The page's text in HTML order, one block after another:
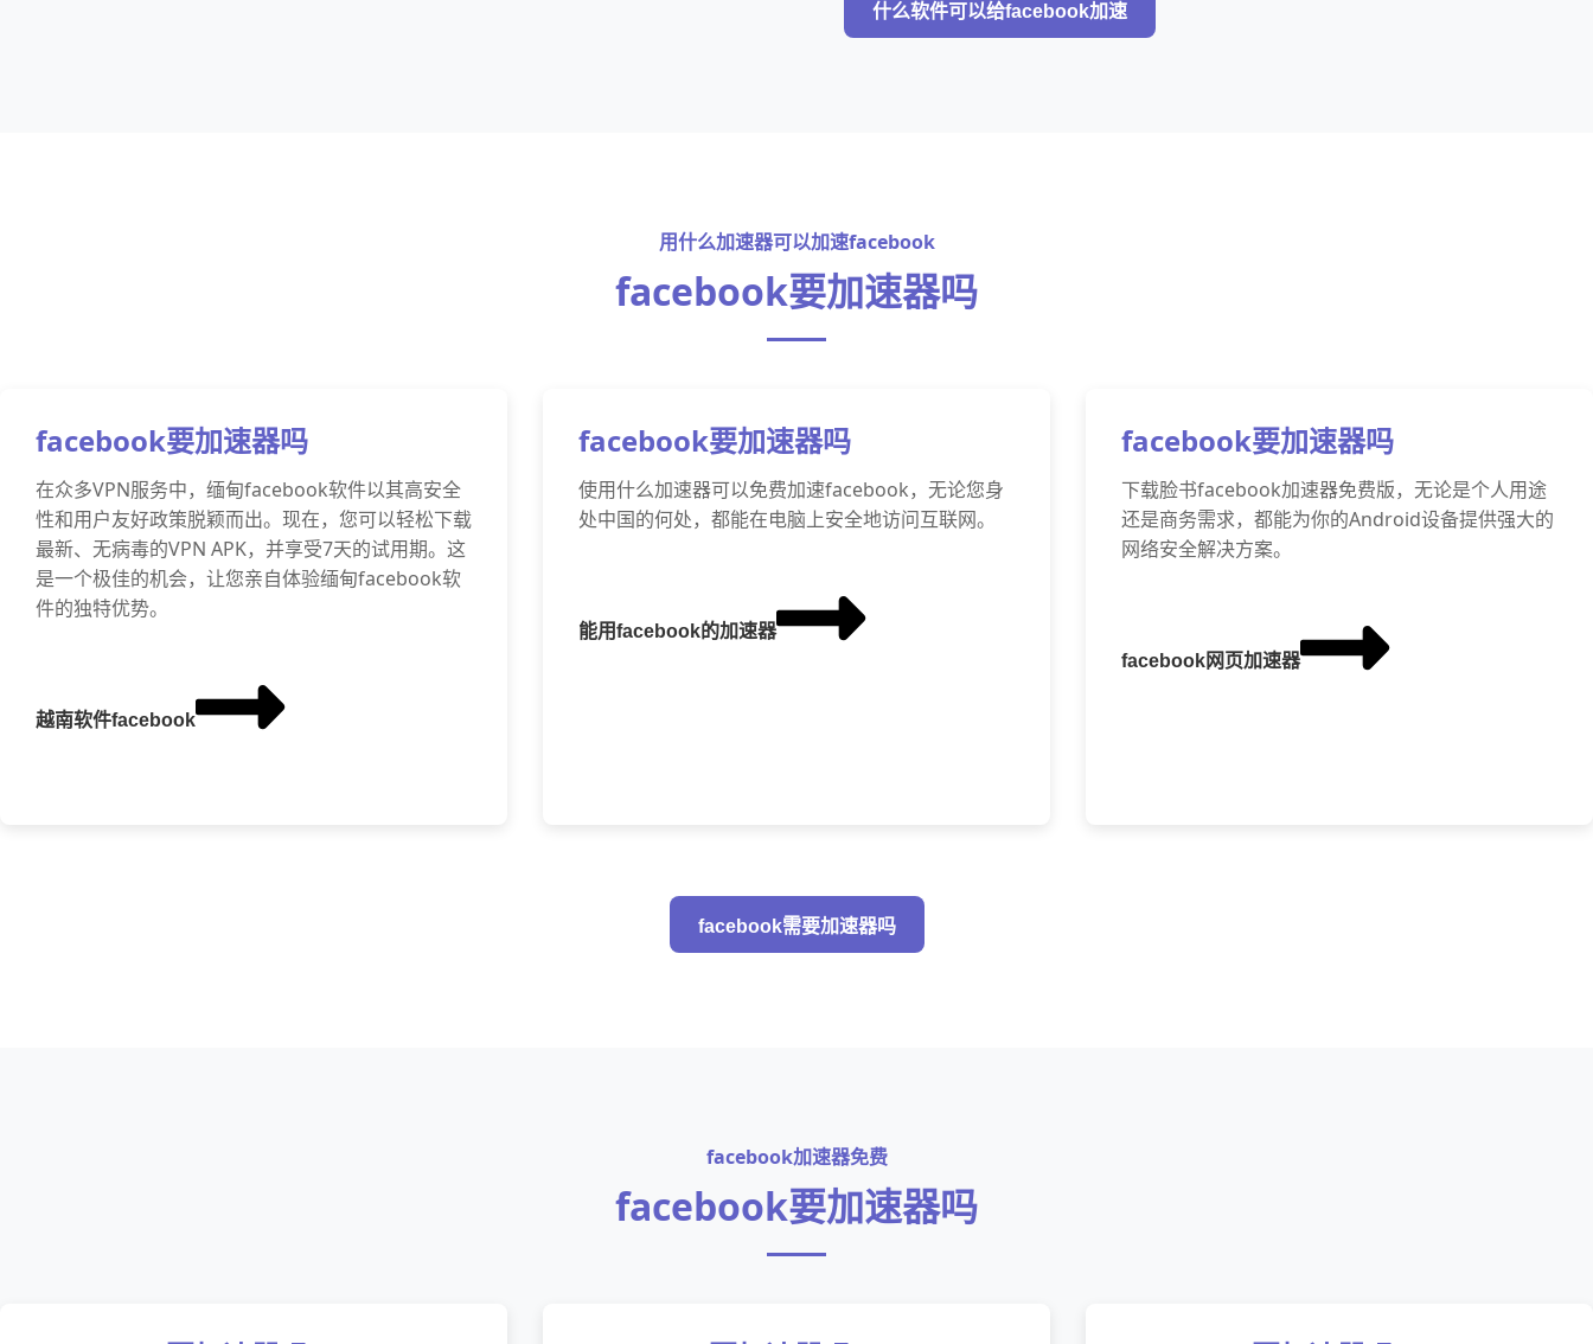
什么软件可以给facebook加速
用什么加速器可以加速facebook
facebook要加速器吗
facebook要加速器吗
在众多VPN服务中，缅甸facebook软件以其高安全
性和用户友好政策脱颖而出。现在，您可以轻松下载
最新、无病毒的VPN APK，并享受7天的试用期。这
是一个极佳的机会，让您亲自体验缅甸facebook软
件的独特优势。
越南软件facebook
facebook要加速器吗
使用什么加速器可以免费加速facebook，无论您身
处中国的何处，都能在电脑上安全地访问互联网。
能用facebook的加速器
facebook要加速器吗
下载脸书facebook加速器免费版，无论是个人用途
还是商务需求，都能为你的Android设备提供强大的
网络安全解决方案。
facebook网页加速器
facebook需要加速器吗
facebook加速器免费
facebook要加速器吗